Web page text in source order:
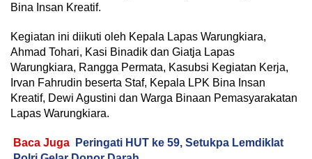
Bina Insan Kreatif.
Kegiatan ini diikuti oleh Kepala Lapas Warungkiara,
Ahmad Tohari, Kasi Binadik dan Giatja Lapas
Warungkiara, Rangga Permata, Kasubsi Kegiatan Kerja,
Irvan Fahrudin beserta Staf, Kepala LPK Bina Insan
Kreatif, Dewi Agustini dan Warga Binaan Pemasyarakatan
Lapas Warungkiara.
Baca Juga
Peringati HUT ke 59, Setukpa Lemdiklat